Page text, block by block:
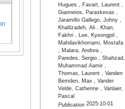
Hugues , Favart, Laurent ,
Gianneios, Paraskevas ,
Jaramillo Gallego, Johny ,
Khalilzadeh, Ali , Khan,
Fakhri , Lee, Kyeongpil ,
Mahdavikhorrami, Mostafa
, Malara, Andrea ,
Paredes, Sergio , Shahzad,
Muhammad Aamir ,
Thomas, Laurent , Vanden
Bemden, Max , Vander
Velde, Catherine , Vanlaer,
Pascal
Publication2025-10-01